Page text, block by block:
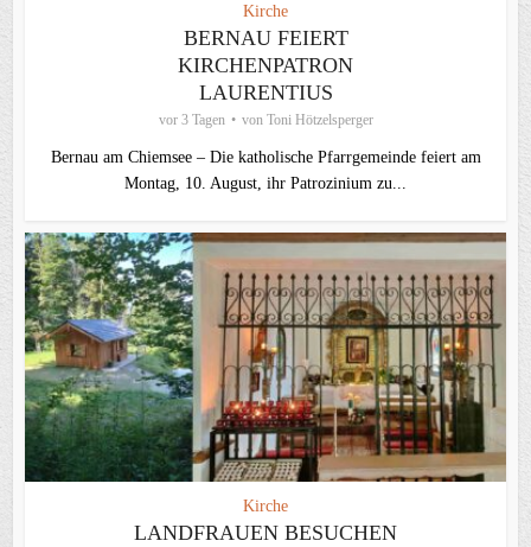
Kirche
BERNAU FEIERT
KIRCHENPATRON
LAURENTIUS
vor 3 Tagen von Toni Hötzelsperger
Bernau am Chiemsee – Die katholische Pfarrgemeinde feiert am
Montag, 10. August, ihr Patrozinium zu...
Kirche
LANDFRAUEN BESUCHEN